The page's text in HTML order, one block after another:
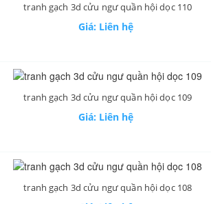
tranh gạch 3d cửu ngư quần hội dọc 110
Giá: Liên hệ
tranh gạch 3d cửu ngư quần hội dọc 109
Giá: Liên hệ
tranh gạch 3d cửu ngư quần hội dọc 108